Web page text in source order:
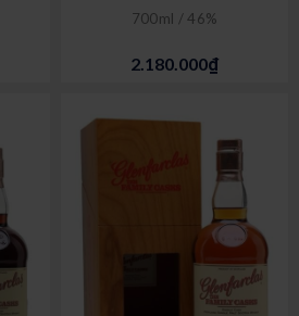
700ml / 46%
2.180.000₫